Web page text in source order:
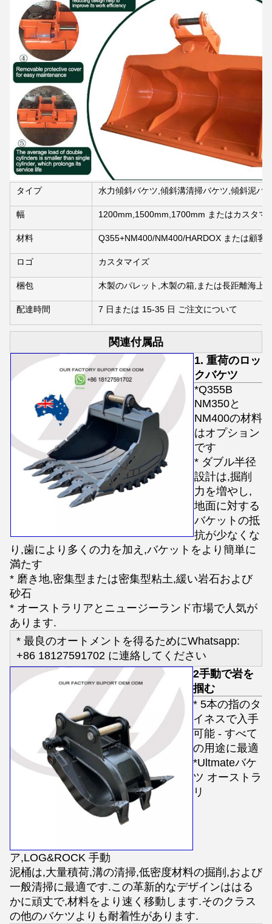
タイプ 水力傾斜バケツ,傾斜溝清掃バケツ,傾斜泥バ
幅 1200mm,1500mm,1700mm またはカスタマ
材料 Q355+NM400/NM400/HARDOX または顧客
ロゴ カスタマイズ
梱包 木製のパレット,木製の箱,または長距離海上
配達時間 7 日または 15-35 日 ご注文について
関連付属品
1. 重荷のロッ
クバケツ
*Q355B
NM350と
NM400の材料
はオプション
です
* ダブル半径
設計は,掘削
力を増やし,
地面に対する
バケットの抵
抗が少なくな
り,歯により多くの力を加え,バケットをより簡単に
満たす
* 磨き地,密集型または密集型粘土,緩い岩石および
砂石
* オーストラリアとニュージーランド市場で人気が
あります.
* 最良のオートメントを得るためにWhatsapp:
+86 18127591702 に連絡してください
2手動で岩を
掴む
* 5本の指のタ
イネスで入手
可能 - すべて
の用途に最適
*Ultmateバケ
ツ オーストラ
リ
ア,LOG&ROCK 手動
泥桶は,大量積荷,溝の清掃,低密度材料の掘削,および
一般清掃に最適です.この革新的なデザインははる
かに頑丈で,材料をより速く移動します.そのクラス
の他のバケツよりも耐着性があります.